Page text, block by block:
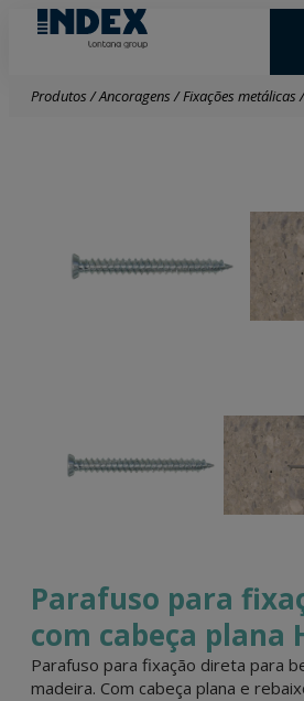
Produtos/Ancoragens/Fixações metálicas
Parafuso para
com cabeça plana
Parafuso para fixação direta para
madeira. Com cabeça plana e